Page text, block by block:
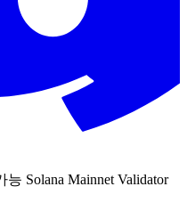
Solana Mainnet Validator